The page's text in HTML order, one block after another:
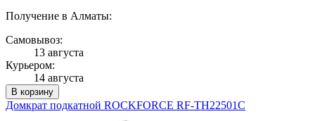
Получение в Алматы:
Самовывоз:
13 августа
Курьером:
14 августа
В корзину
Домкрат подкатной ROCKFORCE RF-TH22501C